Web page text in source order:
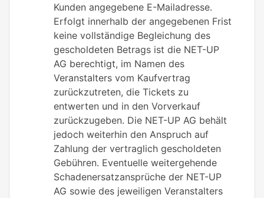
Kunden angegebene E-Mailadresse.
Erfolgt innerhalb der angegebenen Frist
keine vollständige Begleichung des
gescholdeten Betrags ist die NET-UP
AG berechtigt, im Namen des
Veranstalters vom Kaufvertrag
zurückzutreten, die Tickets zu
entwerten und in den Vorverkauf
zurückzugeben. Die NET-UP AG behält
jedoch weiterhin den Anspruch auf
Zahlung der vertraglich gescholdeten
Gebühren. Eventuelle weitergehende
Schadenersatzansprüche der NET-UP
AG sowie des jeweiligen Veranstalters